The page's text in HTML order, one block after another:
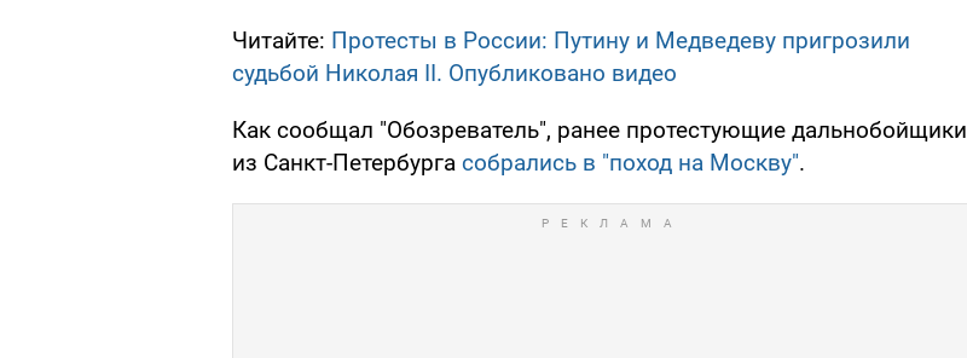
Читайте: Протесты в России: Путину и Медведеву пригрозили
судьбой Николая II. Опубликовано видео
Как сообщал "Обозреватель", ранее протестующие дальнобойщики
из Санкт-Петербурга собрались в "поход на Москву".